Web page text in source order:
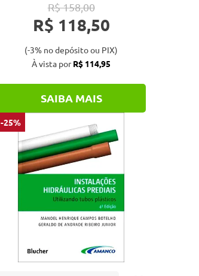
R$ 158,00
R$ 118,50
(-3% no depósito ou PIX)
À vista porR$ 114,95
SAIBA MAIS
-25%